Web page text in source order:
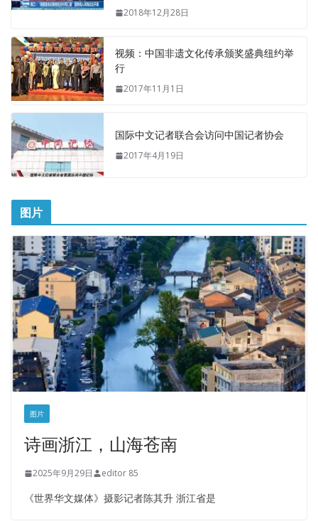
2018年12月28日
视频：中国非遗文化传承颁奖盛典纽约举
行
2017年11月1日
国际中文记者联合会访问中国记者协会
2017年4月19日
图片
图片
诗画浙江，山海苍南
2025年9月29日 editor 85
《世界华文媒体》摄影记者陈其升 浙江省是